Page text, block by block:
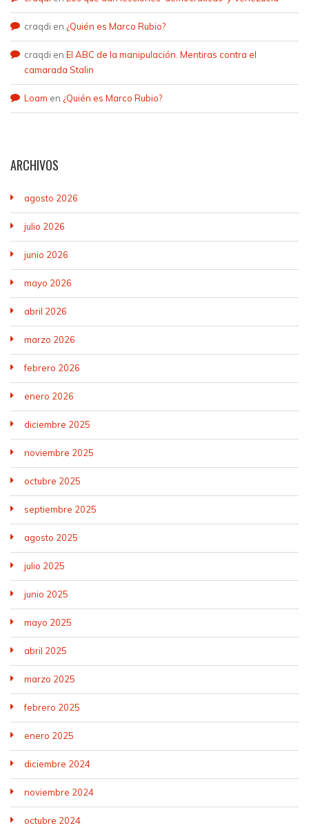
craqdi en ¿Quién es Marco Rubio?
craqdi en El ABC de la manipulación. Mentiras contra el
camarada Stalin
Loam en ¿Quién es Marco Rubio?
ARCHIVOS
agosto 2026
julio 2026
junio 2026
mayo 2026
abril 2026
marzo 2026
febrero 2026
enero 2026
diciembre 2025
noviembre 2025
octubre 2025
septiembre 2025
agosto 2025
julio 2025
junio 2025
mayo 2025
abril 2025
marzo 2025
febrero 2025
enero 2025
diciembre 2024
noviembre 2024
octubre 2024